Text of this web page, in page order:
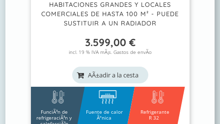
HABITACIONES GRANDES Y LOCALES
COMERCIALES DE HASTA 100 M² - PUEDE
SUSTITUIR A UN RADIADOR
3.599,00 €
incl. 19 % IVA mÃ¡s. Gastos de envÃ­o
AÃ±adir a la cesta
FunciÃ³n de
refrigeraciÃ³n y
Fuente de calor
Ãºnica
Refrigerante
R 32